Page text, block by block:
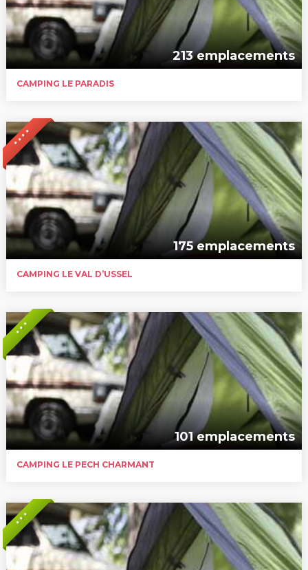
213 emplacements
CAMPING LE PARADIS
* * * *
175 emplacements
CAMPING LE VAL D’USSEL
* * *
101 emplacements
CAMPING LE PECH CHARMANT
* * *